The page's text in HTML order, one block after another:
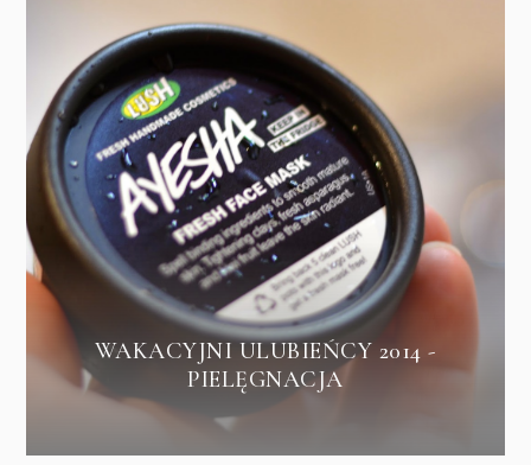
WAKACYJNI ULUBIEŃCY 2014 -
PIELĘGNACJA